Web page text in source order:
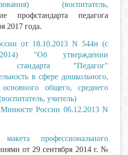
(воспитатель,
профстандарта педагога
2017 года.
от 18.10.2013 N 544н (с
"Об утверждении
стандарта "Педагог"
в сфере дошкольного,
общего, среднего
учитель)
Минюсте России 06.12.2013 N
профессионального
от 29 сентября 2014 г. №